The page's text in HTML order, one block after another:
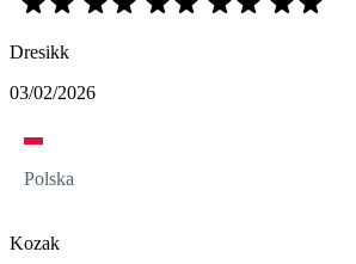
Dresikk
03/02/2026
Polska
Kozak